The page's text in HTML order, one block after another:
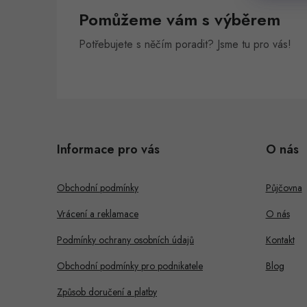
Pomůžeme vám s výběrem
Potřebujete s něčím poradit? Jsme tu pro vás!
Informace pro vás
Obchodní podmínky
Vrácení a reklamace
Podmínky ochrany osobních údajů
Obchodní podmínky pro podnikatele
Způsob doručení a platby
O nás
Půjčovna
O nás
Kontakt
Blog